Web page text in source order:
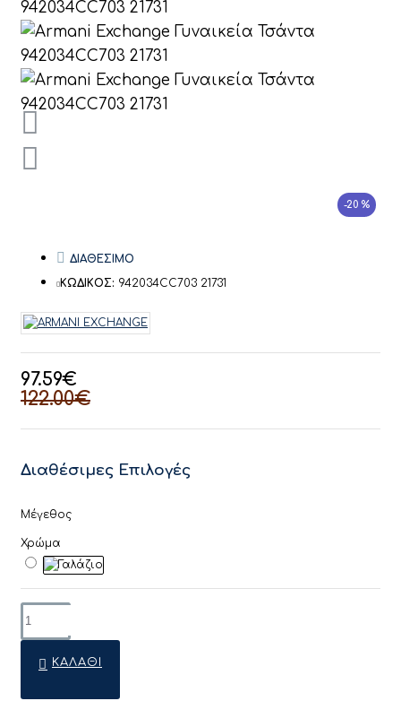
-20 %
97.59€
122.00€
ΔΙΑΘΕΣΙΜΟ
ΚΩΔΙΚΟΣ: 942034CC703 21731
Διαθέσιμες Επιλογές
Μέγεθος
Χρώμα
ΚΑΛΆΘΙ